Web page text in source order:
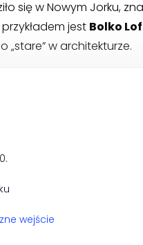
się w Nowym Jorku,
jest Bolko
w architekturze.
wejście